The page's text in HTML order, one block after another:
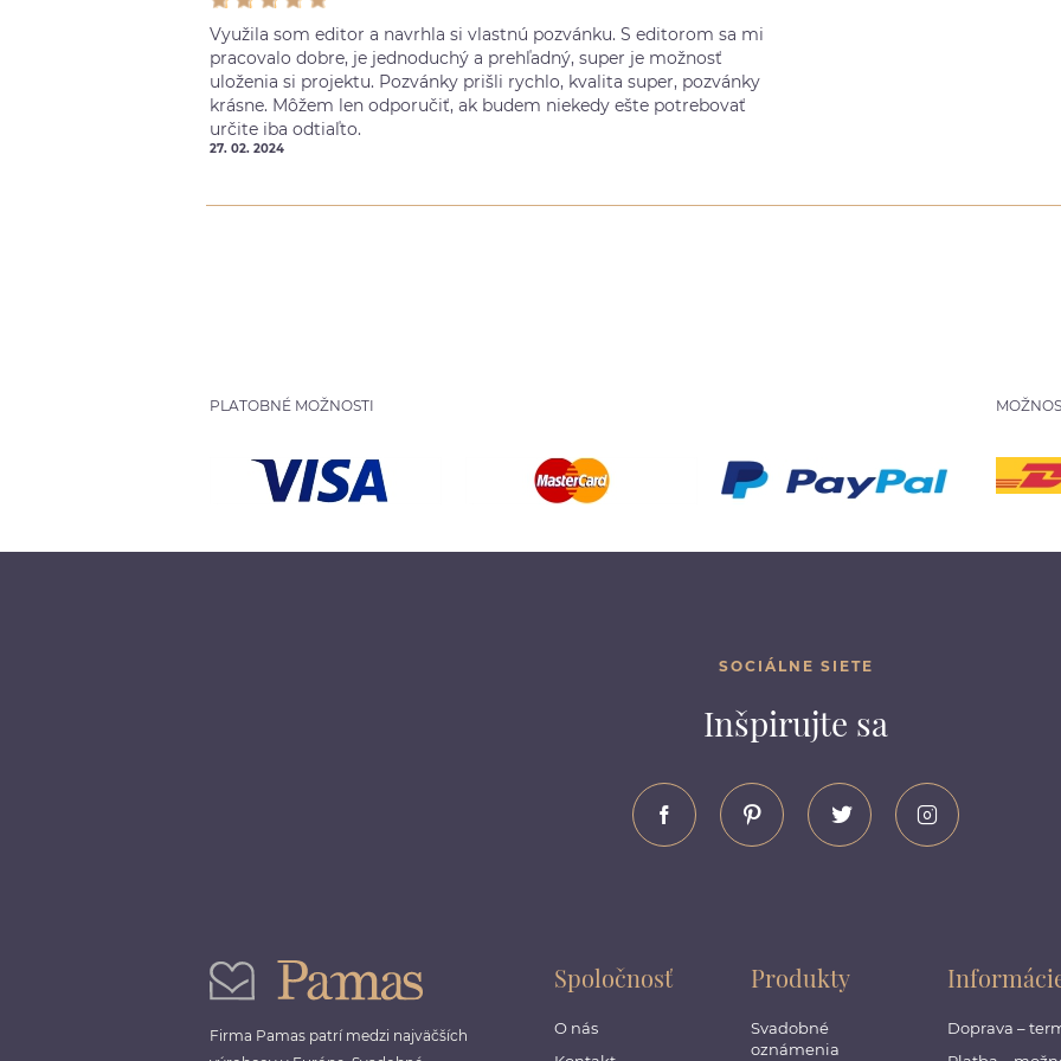
Využila som editor a navrhla si vlastnú pozvánku. S editorom sa mi
pracovalo dobre, je jednoduchý a prehľadný, super je možnosť
uloženia si projektu. Pozvánky prišli rychlo, kvalita super, pozvánky
krásne. Môžem len odporučiť, ak budem niekedy ešte potrebovať
určite iba odtiaľto.
27. 02. 2024
PLATOBNÉ MOŽNOSTI
SOCIÁLNE SIETE
Inšpirujte sa
Firma Pamas patrí medzi najväčších
Spoločnosť
O nás
Produkty
Svadobné
oznámenia
Doprava –